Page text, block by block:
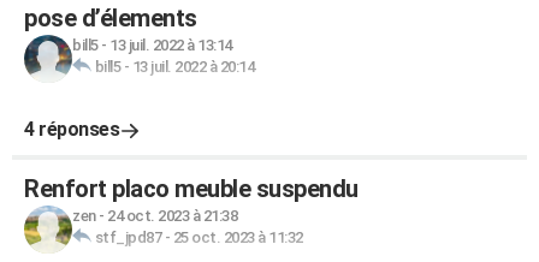
pose d’élements
bill5- 13 juil. 2022 à 13:14
bill5- 13 juil. 2022 à 20:14
4 réponses
Renfort placo meuble suspendu
zen- 24 oct. 2023 à 21:38
stf_jpd87- 25 oct. 2023 à 11:32